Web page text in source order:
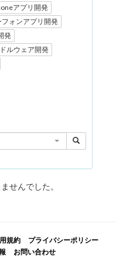
アプリ開発
ォンアプリ開発
発
ルウェア開発
せんでした。
規約
プライバシーポリシー
お問い合わせ